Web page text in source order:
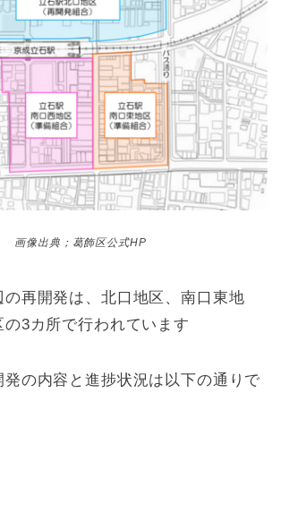
画像出典；葛飾区公式HP
再開発は、北口地区、南口東地
の3カ所で行われています
発の内容と進捗状況は以下の通りで